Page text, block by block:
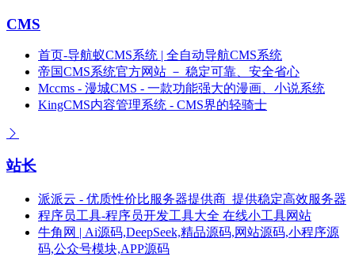
CMS
首页-导航蚁CMS系统 | 全自动导航CMS系统
帝国CMS系统官方网站 － 稳定可靠、安全省心
Mccms - 漫城CMS - 一款功能强大的漫画、小说系统
KingCMS内容管理系统 - CMS界的轻骑士
站长
派派云 - 优质性价比服务器提供商_提供稳定高效服务器
程序员工具-程序员开发工具大全 在线小工具网站
牛角网 | Ai源码,DeepSeek,精品源码,网站源码,小程序源
码,公众号模块,APP源码